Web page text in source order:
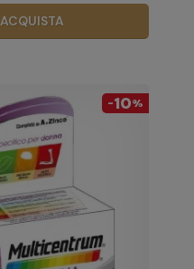
ACQUISTA
-10%